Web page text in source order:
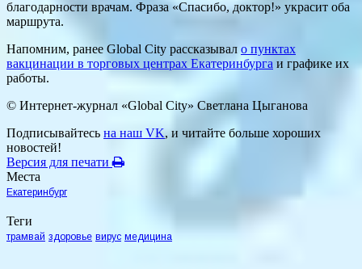
благодарности врачам. Фраза «Спасибо, доктор!» украсит оба
маршрута.
Напомним, ранее Global City рассказывал о пунктах
вакцинации в торговых центрах Екатеринбурга и графике их
работы.
© Интернет-журнал «Global City» Светлана Цыганова
Подписывайтесь на наш VK, и читайте больше хороших
новостей!
Версия для печати
Места
Екатеринбург
Теги
трамвай здоровье вирус медицина